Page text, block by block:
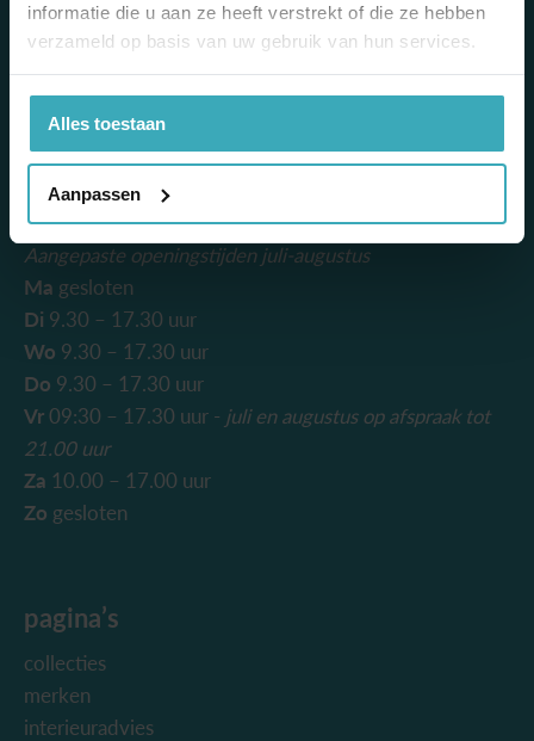
informatie die u aan ze heeft verstrekt of die ze hebben
verzameld op basis van uw gebruik van hun services.
Alles toestaan
Aanpassen
Mooi & More Wonen
Escudostraat 7
2991 XV Barendrecht
010 – 420 41 45
info@mooienmore.nl
openingstijden
Aangepaste openingstijden juli-augustus
Ma gesloten
Di 9.30 – 17.30 uur
Wo 9.30 – 17.30 uur
Do 9.30 – 17.30 uur
Vr 09:30 – 17.30 uur - juli en augustus op afspraak tot
21.00 uur
Za 10.00 – 17.00 uur
Zo gesloten
pagina’s
collecties
merken
interieuradvies